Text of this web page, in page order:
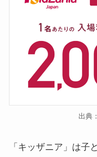
出典：
「キッザニア」は子